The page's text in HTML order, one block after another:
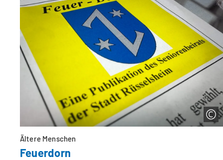
Ältere Menschen
Feuerdorn